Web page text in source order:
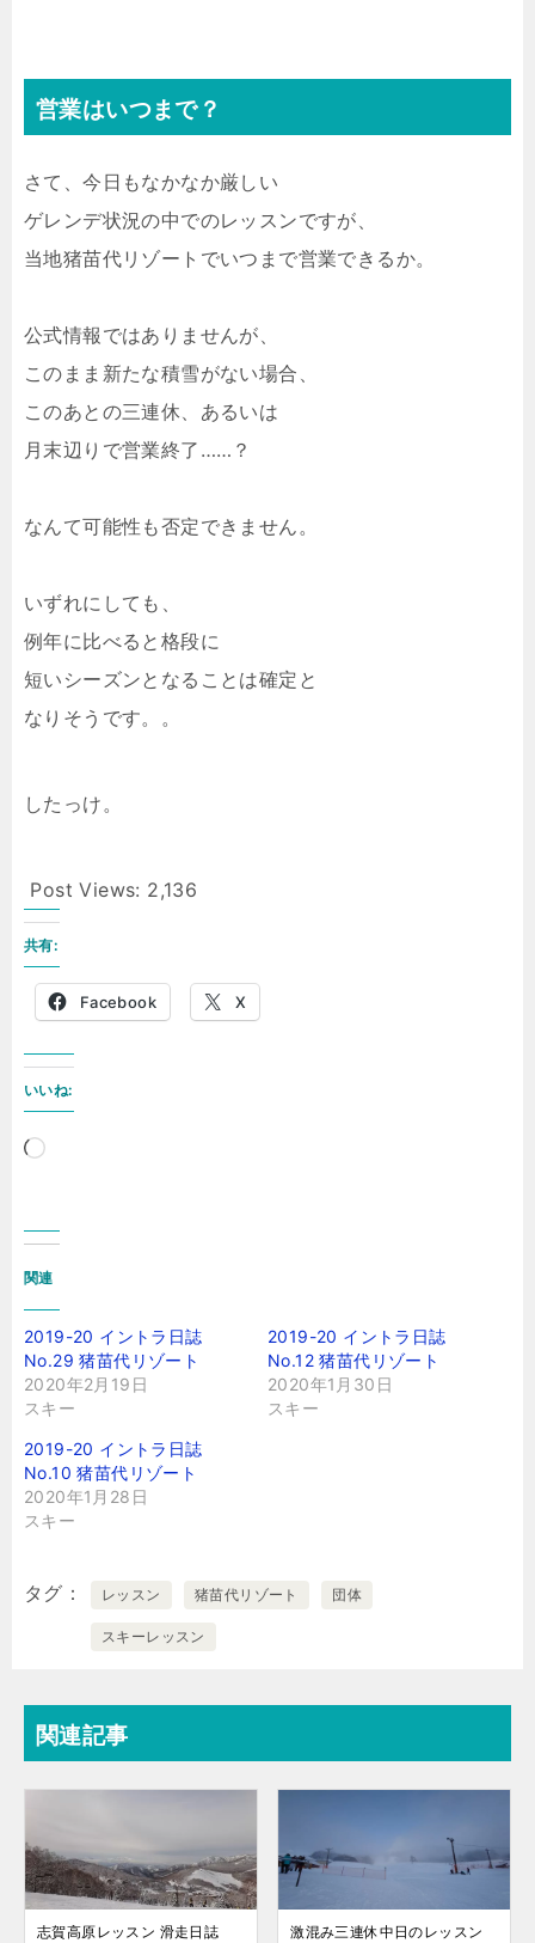
営業はいつまで？
さて、今日もなかなか厳しい
ゲレンデ状況の中でのレッスンですが、
当地猪苗代リゾートでいつまで営業できるか。
公式情報ではありませんが、
このまま新たな積雪がない場合、
このあとの三連休、あるいは
月末辺りで営業終了……？
なんて可能性も否定できません。
いずれにしても、
例年に比べると格段に
短いシーズンとなることは確定と
なりそうです。。
したっけ。
Post Views: 2,136
共有:
Facebook X
いいね:
読
関連
2019-20 イントラ日誌
No.29 猪苗代リゾート
2020年2月19日
スキー
2019-20 イントラ日誌
No.12 猪苗代リゾート
2020年1月30日
スキー
2019-20 イントラ日誌
No.10 猪苗代リゾート
2020年1月28日
スキー
タグ レッスン 猪苗代リゾート 団体
スキーレッスン
関連記事
志賀高原レッスン 滑走日誌
激混み三連休中日のレッスン